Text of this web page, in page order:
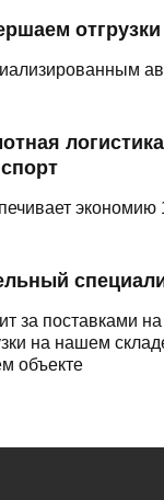
экономию
за поставками
на нашем
объекте